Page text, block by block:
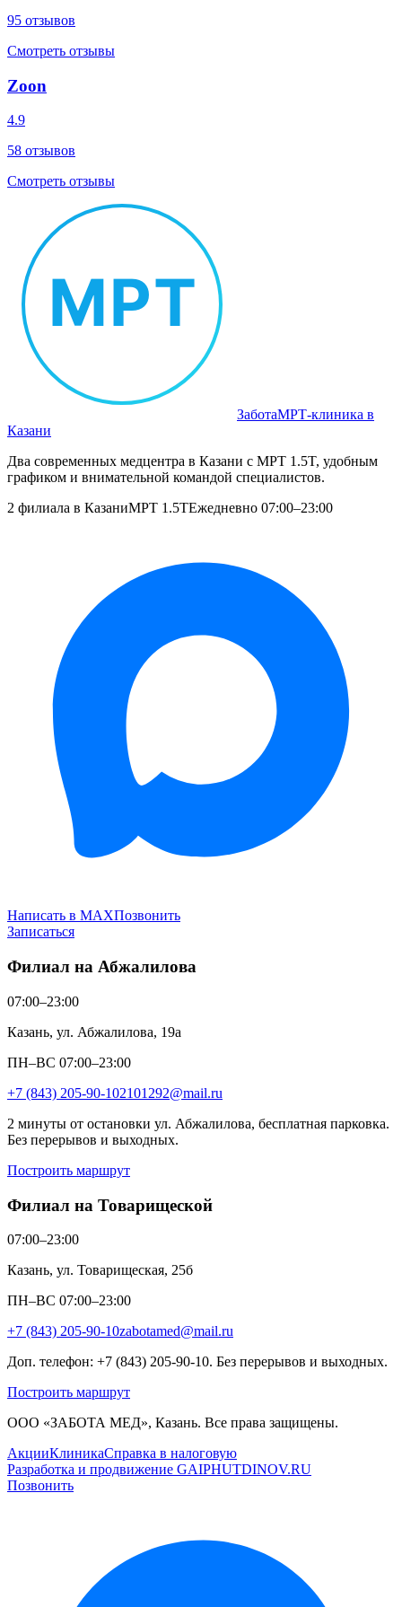
95 отзывов
Смотреть отзывы
Zoon
4.9
58 отзывов
Смотреть отзывы
ЗаботаМРТ‑клиника в
Казани
Два современных медцентра в Казани с МРТ 1.5T, удобным
графиком и внимательной командой специалистов.
2 филиала в КазаниМРТ 1.5TЕжедневно 07:00–23:00
Написать в MAXПозвонить
Записаться
Филиал на Абжалилова
07:00–23:00
Казань, ул. Абжалилова, 19а
ПН–ВС 07:00–23:00
+7 (843) 205-90-102101292@mail.ru
2 минуты от остановки ул. Абжалилова, бесплатная парковка.
Без перерывов и выходных.
Построить маршрут
Филиал на Товарищеской
07:00–23:00
Казань, ул. Товарищеская, 25б
ПН–ВС 07:00–23:00
+7 (843) 205-90-10zabotamed@mail.ru
Доп. телефон: +7 (843) 205-90-10. Без перерывов и выходных.
Построить маршрут
ООО «ЗАБОТА МЕД», Казань. Все права защищены.
АкцииКлиникаСправка в налоговую
Разработка и продвижение GAIPHUTDINOV.RU
Позвонить